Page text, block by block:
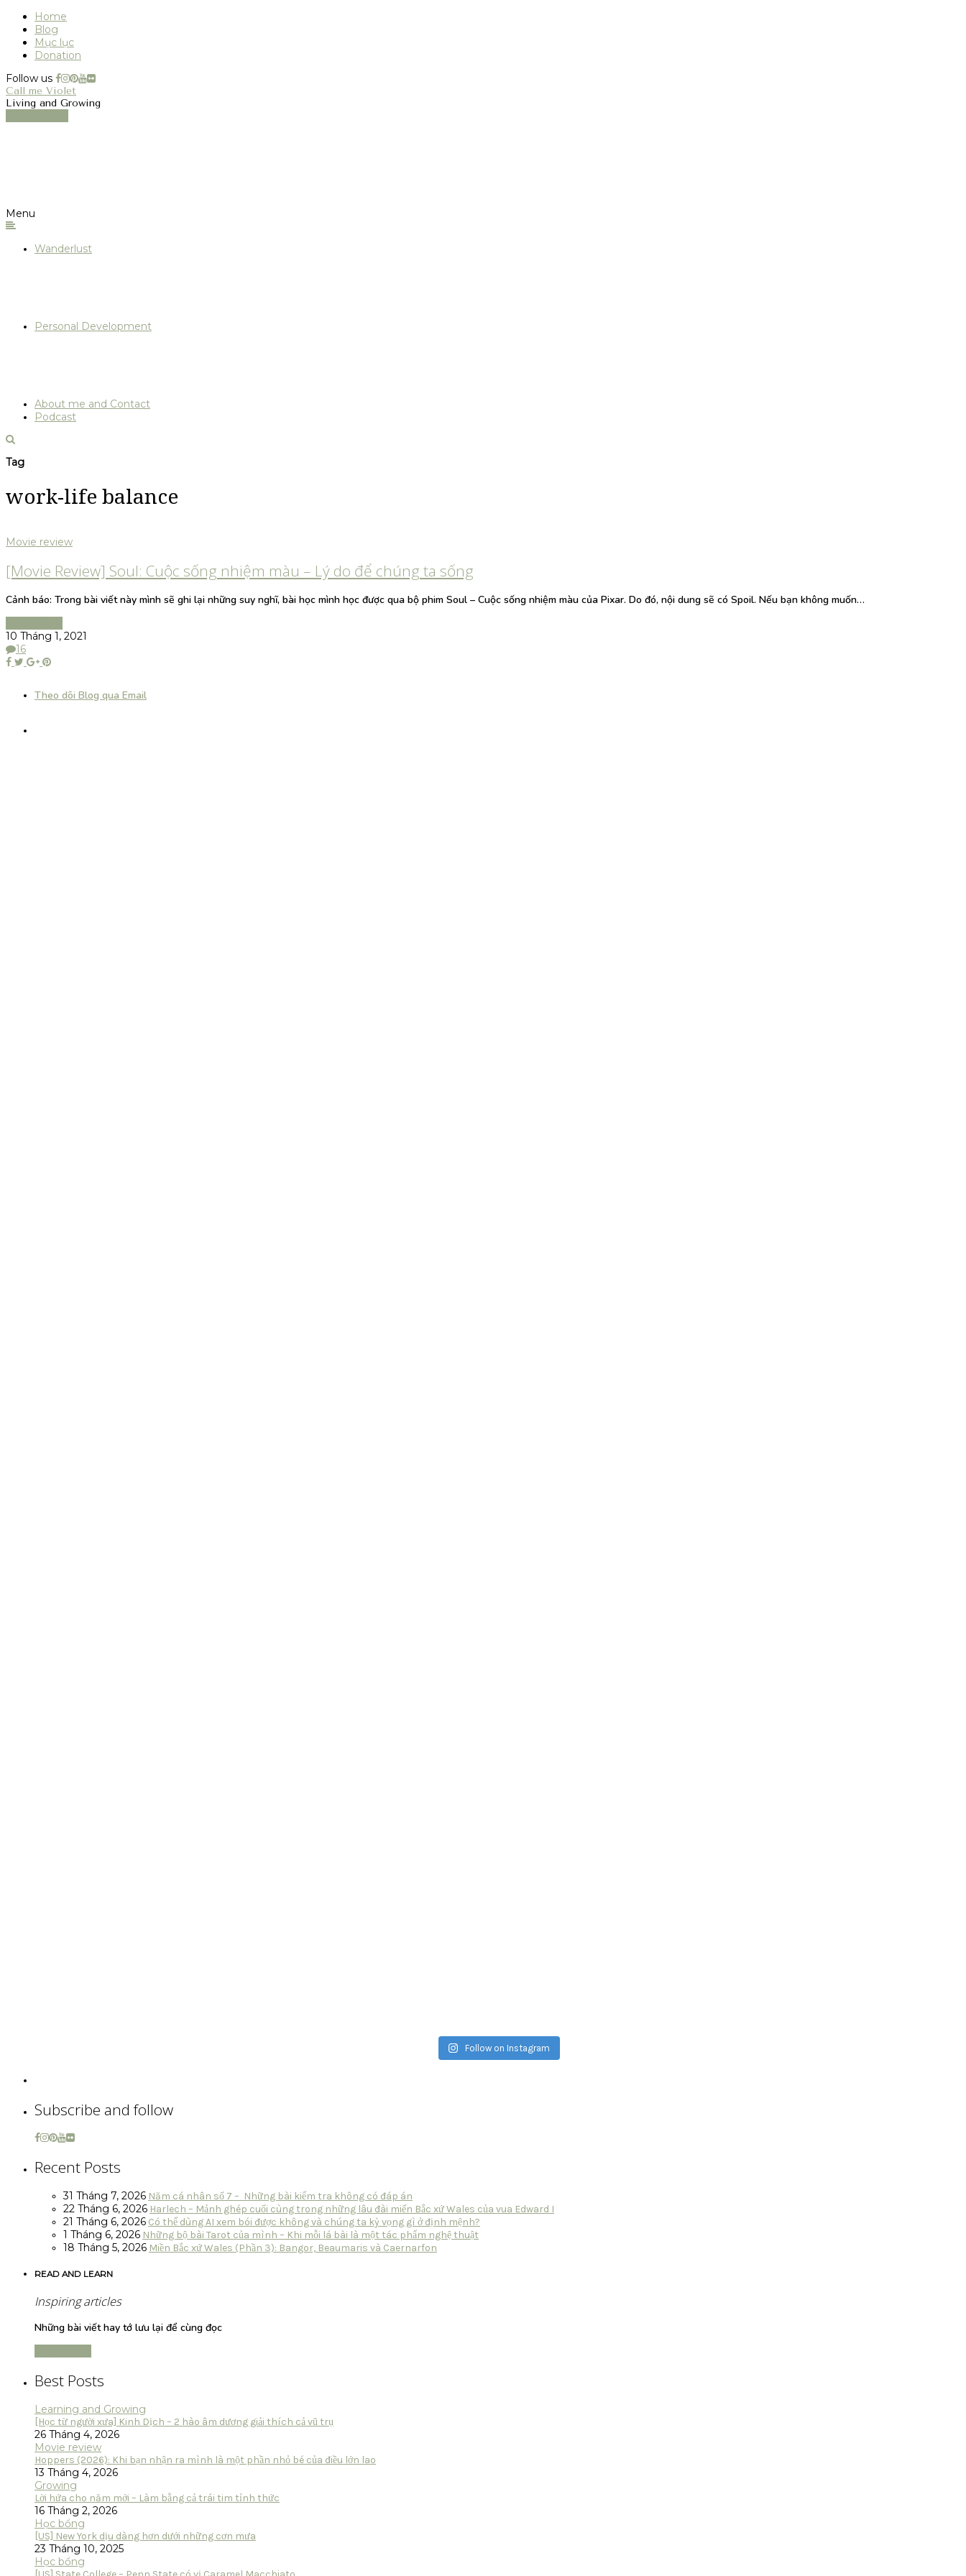
Home
Blog
Mục lục
Donation
Follow us
Call me Violet
Living and Growing
Menu
Wanderlust
Personal Development
About me and Contact
Podcast
Tag
work-life balance
Movie review
[Movie Review] Soul: Cuộc sống nhiệm màu – Lý do để chúng ta sống
Cảnh báo: Trong bài viết này mình sẽ ghi lại những suy nghĩ, bài học mình học được qua bộ phim Soul – Cuộc sống nhiệm màu của Pixar. Do đó, nội dung sẽ có Spoil. Nếu bạn không muốn…
10 Tháng 1, 2021
16
Theo dõi Blog qua Email
Follow on Instagram
Subscribe and follow
Recent Posts
31 Tháng 7, 2026 Năm cá nhân số 7 – Những bài kiểm tra không có đáp án
22 Tháng 6, 2026 Harlech – Mảnh ghép cuối cùng trong những lâu đài miến Bắc xứ Wales của vua Edward I
21 Tháng 6, 2026 Có thể dùng AI xem bói được không và chúng ta kỳ vọng gì ở định mệnh?
1 Tháng 6, 2026 Những bộ bài Tarot của mình – Khi mỗi lá bài là một tác phẩm nghệ thuật
18 Tháng 5, 2026 Miền Bắc xứ Wales (Phần 3): Bangor, Beaumaris và Caernarfon
READ AND LEARN
Inspiring articles
Những bài viết hay tớ lưu lại để cùng đọc
Best Posts
Learning and Growing
[Học từ người xưa] Kinh Dịch – 2 hào âm dương giải thích cả vũ trụ
26 Tháng 4, 2026
Movie review
Hoppers (2026): Khi bạn nhận ra mình là một phần nhỏ bé của điều lớn lao
13 Tháng 4, 2026
Growing
Lời hứa cho năm mới – Làm bằng cả trái tim tỉnh thức
16 Tháng 2, 2026
Học bổng
[US] New York dịu dàng hơn dưới những cơn mưa
23 Tháng 10, 2025
Học bổng